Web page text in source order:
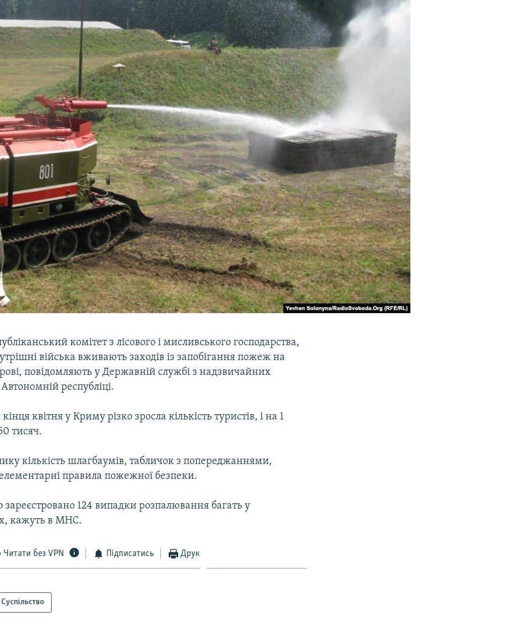
комітет з лісового і мисливського господарства,
війська вживають заходів із запобігання пожеж на
повідомляють у Державній службі з надзвичайних
республіці.
квітня у Криму різко зросла кількість туристів, і на 1
тисяч.
кількість шлагбаумів, табличок з попереджаннями,
правила пожежної безпеки.
зареєстровано 124 випадки розпалювання багать у
кажуть в МНС.
Читати без VPN Підписатись Друк